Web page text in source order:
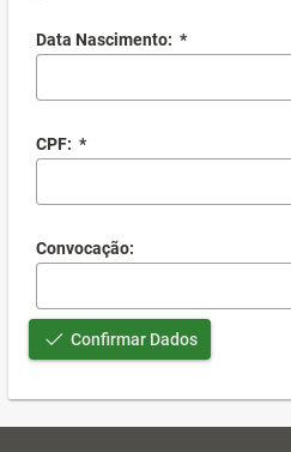
Data Nascimento: *
CPF: *
Convocação:
Confirmar Dados